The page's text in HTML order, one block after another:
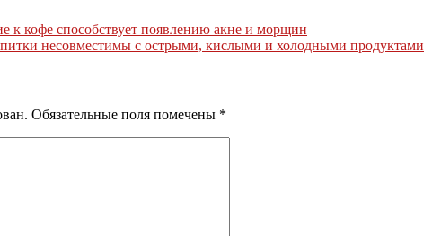
к кофе способствует появлению акне и морщин
несовместимы с острыми, кислыми и холодными продуктами
Обязательные поля помечены *